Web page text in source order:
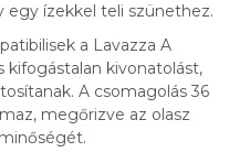
egy ízekkel teli szünethez.
a Lavazza A
kifogástalan kivonatolást,
A csomagolás 36
megőrizve az olasz